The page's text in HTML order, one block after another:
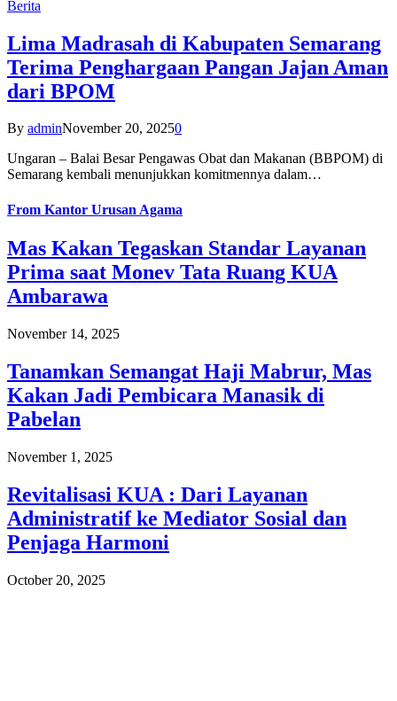
Berita
Lima Madrasah di Kabupaten Semarang
Terima Penghargaan Pangan Jajan Aman
dari BPOM
By adminNovember 20, 20250
Ungaran – Balai Besar Pengawas Obat dan Makanan (BBPOM) di
Semarang kembali menunjukkan komitmennya dalam…
From Kantor Urusan Agama
Mas Kakan Tegaskan Standar Layanan
Prima saat Monev Tata Ruang KUA
Ambarawa
November 14, 2025
Tanamkan Semangat Haji Mabrur, Mas
Kakan Jadi Pembicara Manasik di
Pabelan
November 1, 2025
Revitalisasi KUA : Dari Layanan
Administratif ke Mediator Sosial dan
Penjaga Harmoni
October 20, 2025